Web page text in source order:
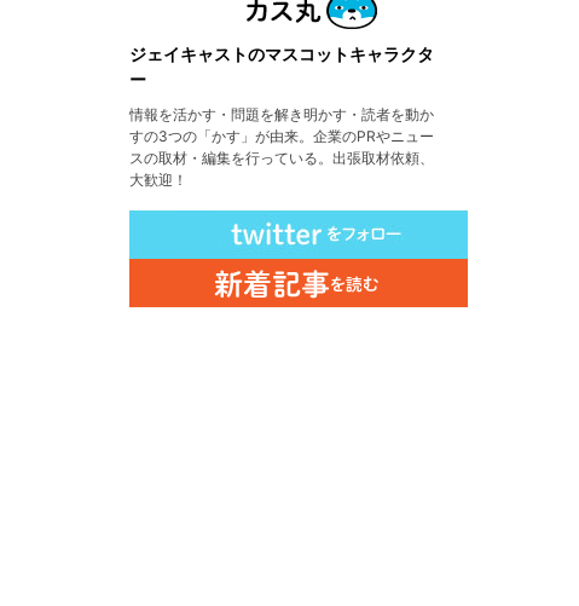
ジェイキャストのマスコットキャラクタ
ー
情報を活かす・問題を解き明かす・読者を動か
すの3つの「かす」が由来。企業のPRやニュー
スの取材・編集を行っている。出張取材依頼、
大歓迎！